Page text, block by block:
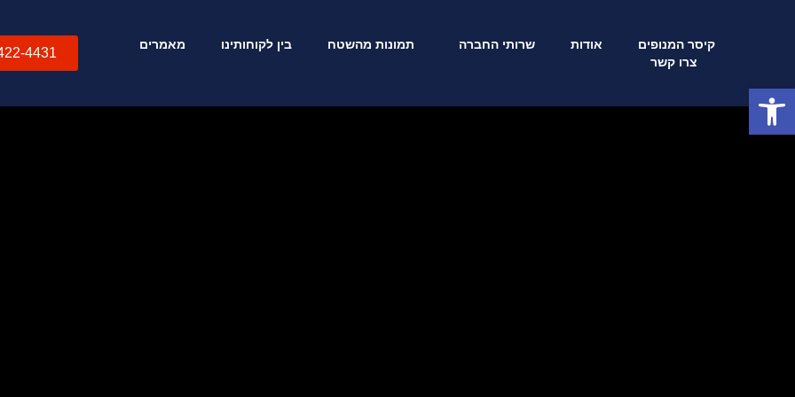
קיסר המנופים אודות שרותי החברה תמונות מהשטח בין לקוחותינו
מאמרים
צרו קשר
4431
פתח סרגל נגישות